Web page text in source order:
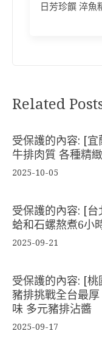
日芳珍饌 淬魚
Related
受保護的內容: [
牛排肉質 各種精
2025-10-05
受保護的內容: [
蛤和石螺熬煮6小
2025-09-21
受保護的內容: [
豬排挑戰全台最
味 多元豬排沾醬
2025-09-17